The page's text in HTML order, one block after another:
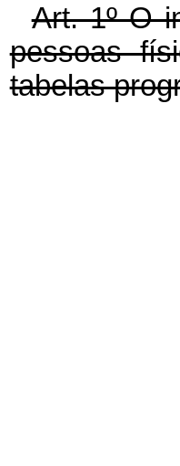
Art. 1º O
pessoas
tabelas